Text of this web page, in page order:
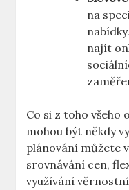
na
najít
Co si z toho všeho
mohou být někdy
plánování můžete
srovnávání cen,
využívání